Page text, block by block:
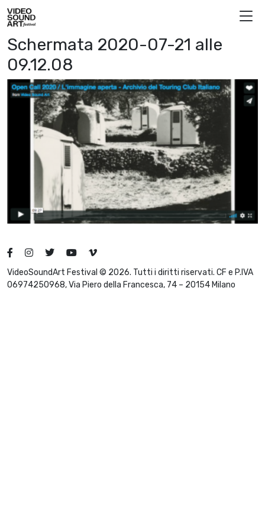
Vai al contenuto
Video Sound Art
Schermata 2020-07-21 alle
09.12.08
VideoSoundArt Festival © 2026. Tutti i diritti riservati. CF e P.IVA
06974250968, Via Piero della Francesca, 74 – 20154 Milano